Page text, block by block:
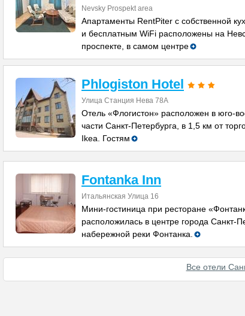
Nevsky Prospekt area
Апартаменты RentPiter с собственной
и бесплатным WiFi расположены на
проспекте, в самом центре
Phlogiston Hotel
Улица Станция Нева 78А
Отель «Флогистон» расположен в юго-
части Санкт-Петербурга, в 1,5 км от
Ikea. Гостям
Fontanka Inn
Итальянская Улица 16
Мини-гостиница при ресторане
расположилась в центре города Санкт-
набережной реки Фонтанка.
Все отели